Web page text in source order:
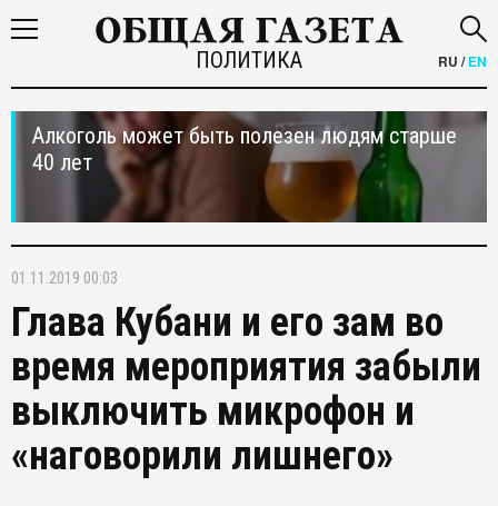
ПОЛИТИКА RU /EN
Алкоголь может быть полезен людям старше
40 лет
01.11.2019 00:03
Глава Кубани и его зам во
время мероприятия забыли
выключить микрофон и
«наговорили лишнего»